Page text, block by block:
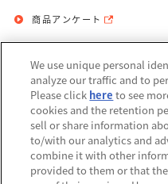
商品アンケート
お問い合わせ
利用規約
Do Not Sell
アレルギー情報
We use unique personal
analyze our traffic and to
Please click here to see
cookies and the retention
sell or share information
to/with our analytics and
combine it with other
provided to them or that